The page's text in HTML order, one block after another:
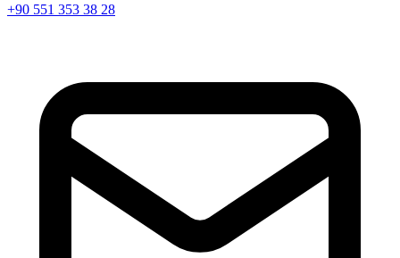
+90 551 353 38 28